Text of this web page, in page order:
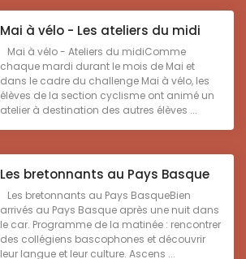
Mai à vélo - Les ateliers du midi
Mai à vélo - Ateliers du midiComme
chaque mardi durant le mois de Mai et
dans le cadre du challenge Mai à vélo, les
élèves de la section cyclisme ont animé un
atelier à destination des autres élèves ...
Les bretonnants au Pays Basque
Les bretonnants au Pays BasqueBien
arrivés au Pays Basque après une nuit dans
le car. Programme de la matinée : rencontrer
des collégiens bascophones et découvrir
leur langue et leur culture. Ascens ...